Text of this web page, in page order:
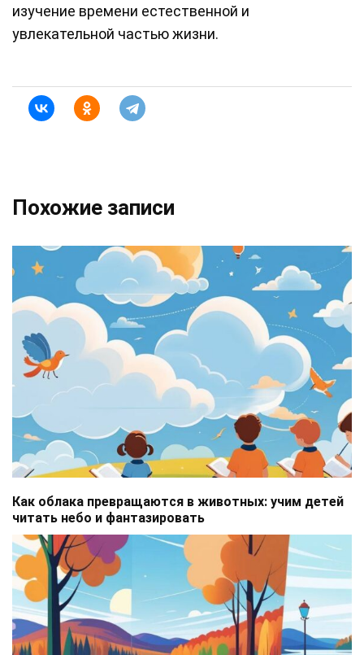
изучение времени естественной и
увлекательной частью жизни.
Похожие записи
Как облака превращаются в животных: учим детей
читать небо и фантазировать